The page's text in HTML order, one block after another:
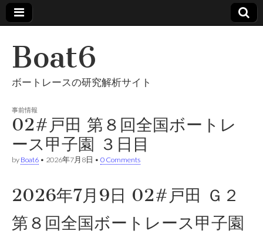
Boat6
ボートレースの研究解析サイト
事前情報
02#戸田 第８回全国ボートレ
ース甲子園 ３日目
by Boat6 • 2026年7月8日 • 0 Comments
2026年7月9日 02#戸田 Ｇ２
第８回全国ボートレース甲子園